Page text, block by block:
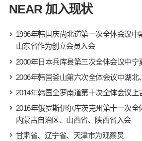
NEAR 加入现状
1996年韩国庆尚北道第一次全体会议中
山东省作为创立会员入会
2000年日本兵库县第三次全体会议中宁
2006年韩国釜山第六次全体会议中湖北
2014年韩国全罗南道第十次全体会议上
2016年俄罗斯伊尔库茨克州第十一次全
内蒙古自治区、山西省、陕西省入会
甘肃省、辽宁省、天津市为观察员